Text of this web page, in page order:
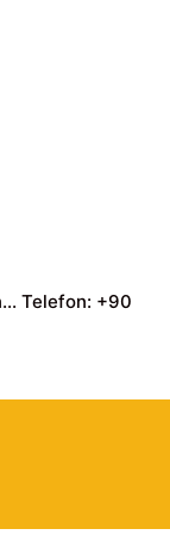
Telefon: +90